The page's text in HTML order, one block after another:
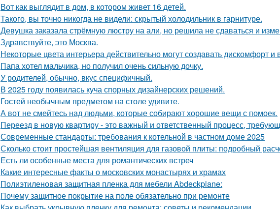
Вот как выглядит в дом, в котором живет 16 детей.
Такого, вы точно никогда не видели: скрытый холодильник в гарнитуре.
Девушка заказала стрёмную люстру на али, но решила не сдаваться и
Здравствуйте, это Москва.
Некоторые цвета интерьера действительно могут создавать дискомфорт и
Папа хотел мальчика, но получил очень сильную дочку.
У родителей, обычно, вкус специфичный.
В 2025 году появилась куча спорных дизайнерских решений.
Гостей необычным предметом на столе удивите.
А вот не смейтесь над людьми, которые собирают хорошие вещи с помоек.
Переезд в новую квартиру - это важный и ответственный процесс,
Современные стандарты: требования к котельной в частном доме 2025
Сколько стоит простейшая вентиляция для газовой плиты: подробный
Есть ли особенные места для романтических встреч
Какие интересные факты о московских монастырях и храмах
Полиэтиленовая защитная пленка для мебели Abdeckplane:
Почему защитное покрытие на поле обязательно при ремонте